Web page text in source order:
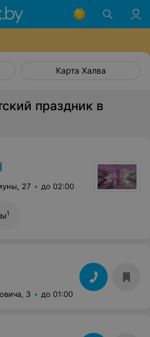
Карта Халва
праздник в
27 до 02:00
1
3 до 01:00